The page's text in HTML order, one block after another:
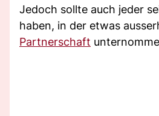
Jedoch sollte auch jeder
haben, in der etwas
Partnerschaft